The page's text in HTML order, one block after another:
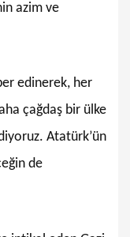
azim ve
edinerek, her
çağdaş bir ülke
Atatürk’ün
de